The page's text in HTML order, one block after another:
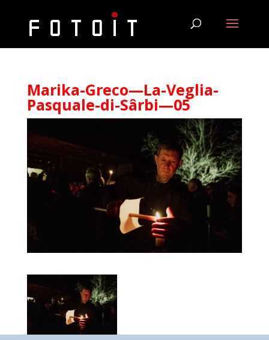
Marika-Greco—La-Veglia-
Pasquale-di-Sârbi—05